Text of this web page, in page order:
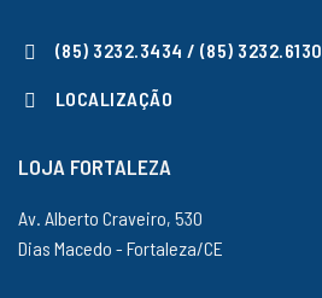
(85) 3232.3434 / (85) 3232.6130
LOCALIZAÇÃO
LOJA FORTALEZA
Av. Alberto Craveiro, 530
Dias Macedo - Fortaleza/CE